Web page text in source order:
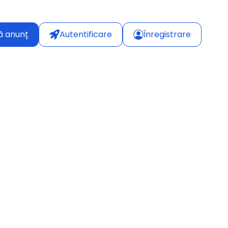
anunț Autentificare Înregistrare